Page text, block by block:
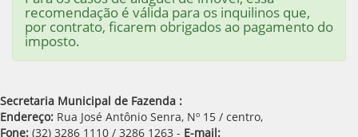
recomendação é válida para os inquilinos que,
por contrato, ficarem obrigados ao pagamento do
imposto.
Secretaria Municipal de Fazenda :
Endereço: Rua José Antônio Senra, Nº 15 / centro,
Fone: (32) 3286 1110 / 3286 1263 - E-mail: